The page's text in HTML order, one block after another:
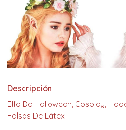
Descripción
Elfo De Halloween, Cosplay,
Falsas De Látex